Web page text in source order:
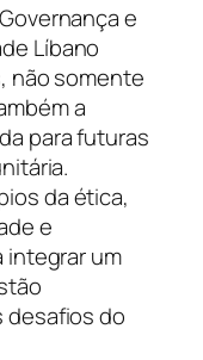
e
Líbano
não somente
a
para futuras
da ética,
e
integrar um
desafios do